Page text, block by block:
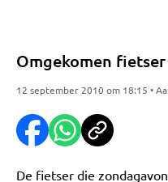
Omgekomen
12 september 2010 om 18:15 •
De fietser die